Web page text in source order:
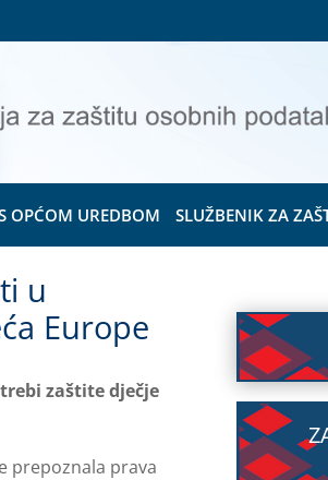
OPĆOM UREDBOM SLUŽBENIK ZA
u
Europe
zaštite dječje
prepoznala prava